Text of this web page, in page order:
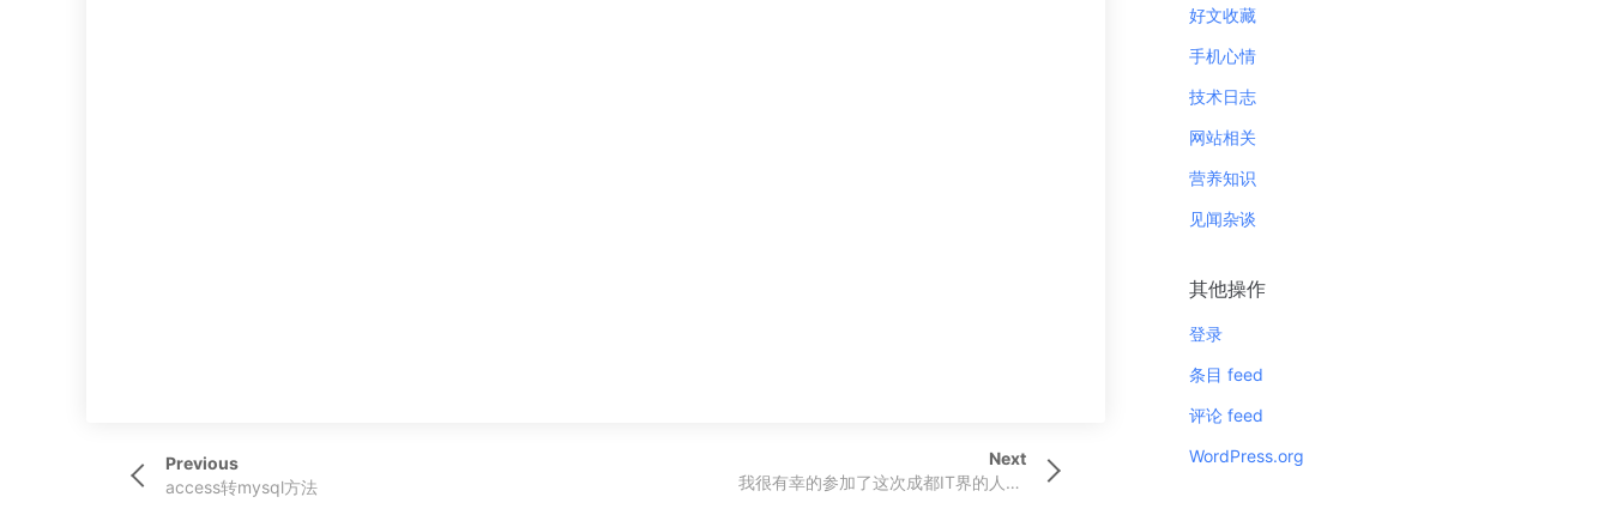
文
章
Previous
Post
Previous
access转mysql方法
Next
Post
Next
我很有幸的参加了这次成都IT界的人物的聚会！
好文收藏
手机心情
技术日志
网站相关
营养知识
见闻杂谈
其他操作
登录
条目 feed
评论 feed
WordPress.org